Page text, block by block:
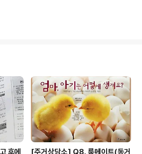
좋을지 고민했고 축하의
은 쉽지 않은 일이었지
그 보다 더 많은 이야기가
있는 자리가 되었으면
서 맛있는 음식과 이야
금 갑작스러운 만남이지만
라 생각..
후에
[주거상담소] Q8. 룸메이트(동거